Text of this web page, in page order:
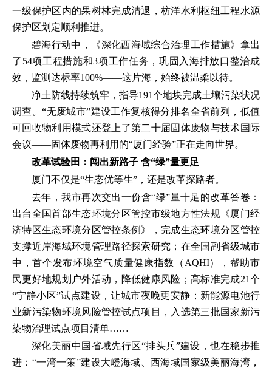
一级保护区内的果树林完成清退，枋洋水利枢纽工程水源
保护区划定顺利推进。
碧海行动中，《深化西海域综合治理工作措施》拿出
了54项工程措施和3项工作任务，巩固入海排放口整治成
效，监测达标率100%——这片海，始终被温柔以待。
净土防线持续筑牢，指导191个地块完成土壤污染状况
调查。“无废城市”建设工作复核得分排名全省前列，低值
可回收物利用模式还登上了第二十届固体废物与技术国际
会议——固体废物再利用的“厦门经验”正在走向世界。
改革试验田： 闯出新路子 含“绿”量更足
厦门不仅是“生态优等生”，还是改革探路者。
去年，我市再次交出一份含“绿”量十足的改革答卷：
出台全国首部生态环境分区管控市级地方性法规《厦门经
济特区生态环境分区管控条例》，完成生态环境分区管控
支撑近岸海域环境管理路径探索研究；在全国副省级城市
中，首个发布环境空气质量健康指数（AQHI），帮助市
民更好地规划户外活动，降低健康风险；高标准完成21个
“宁静小区”试点建设，让城市夜晚更安静；新能源电池行
业新污染物环境风险管控试点项目，入选第三批国家新污
染物治理试点项目清单……
深化美丽中国省域先行区“排头兵”建设，也在稳步推
进：“一湾一策”建设大嶝海域、西海域国家级美丽海湾，